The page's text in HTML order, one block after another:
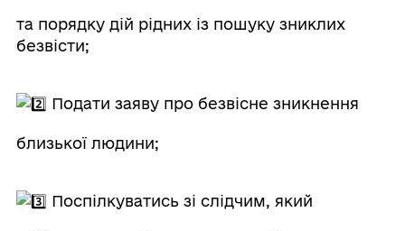
та порядку дій рідних із пошуку зниклих
безвісти;
Подати заяву про безвісне зникнення
близької людини;
Поспілкуватись зі слідчим, який